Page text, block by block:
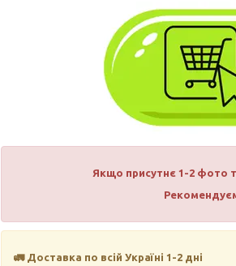
Якщо присутнє 1-2 фото
🚛 Доставка по всій Україні 1-2 дні